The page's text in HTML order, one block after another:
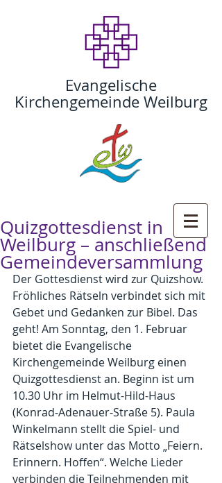
Evangelische
Kirchengemeinde Weilburg
Quizgottesdienst in
Weilburg – anschließend
Gemeindeversammlung
Der Gottesdienst wird zur Quizshow.
Fröhliches Rätseln verbindet sich mit
Gebet und Gedanken zur Bibel. Das
geht! Am Sonntag, den 1. Februar
bietet die Evangelische
Kirchengemeinde Weilburg einen
Quizgottesdienst an. Beginn ist um
10.30 Uhr im Helmut-Hild-Haus
(Konrad-Adenauer-Straße 5). Paula
Winkelmann stellt die Spiel- und
Rätselshow unter das Motto „Feiern.
Erinnern. Hoffen“. Welche Lieder
verbinden die Teilnehmenden mit